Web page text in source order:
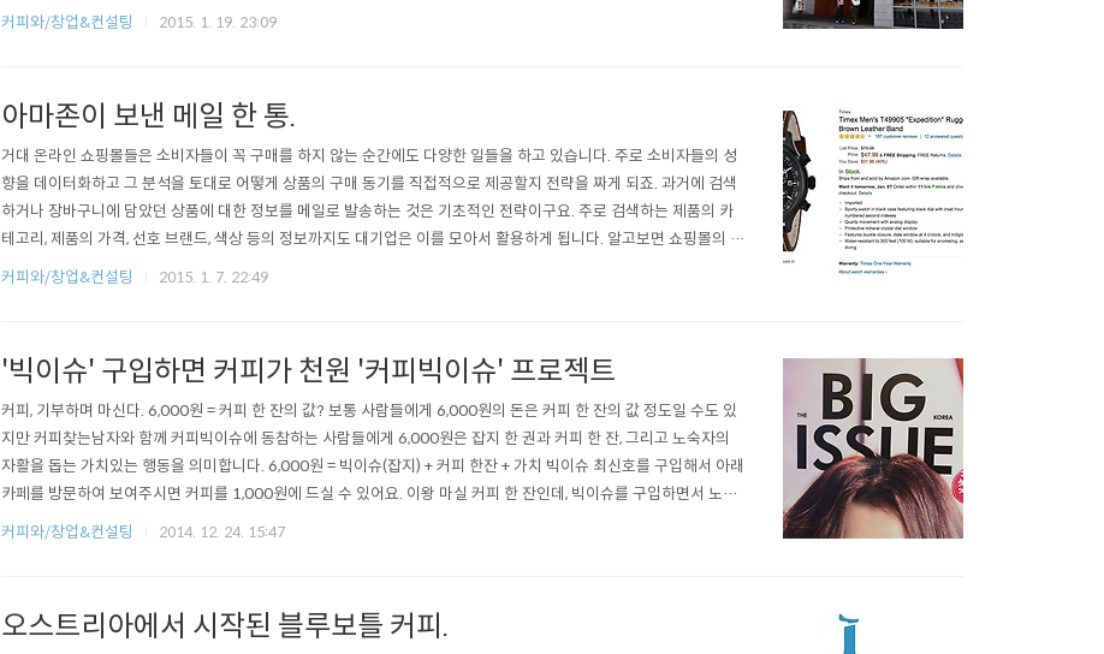
기본적인 이유는 전반적으로 원두 커피를 소비하는 시장이 충분히 성숙하지 않았던 시기에, 너무나 많은 사람들이 창업
커피와/창업&컨설팅 2015. 1. 19. 23:09
아마존이 보낸 메일 한 통.
거대 온라인 쇼핑몰들은 소비자들이 꼭 구매를 하지 않는 순간에도 다양한 일들을 하고 있습니다. 주로 소비자들의 성
향을 데이터화하고 그 분석을 토대로 어떻게 상품의 구매 동기를 직접적으로 제공할지 전략을 짜게 되죠. 과거에 검색
하거나 장바구니에 담았던 상품에 대한 정보를 메일로 발송하는 것은 기초적인 전략이구요. 주로 검색하는 제품의 카
테고리, 제품의 가격, 선호 브랜드, 색상 등의 정보까지도 대기업은 이를 모아서 활용하게 됩니다. 알고보면 쇼핑몰의 가
입 조건에 이런 정보에 대해 해당 업체에서 수집하는데 대한 동의들이 은밀하게 숨어 있습니다. 구매 패턴은 생각보다
커피와/창업&컨설팅 2015. 1. 7. 22:49
'빅이슈' 구입하면 커피가 천원 '커피빅이슈' 프로젝트
커피, 기부하며 마신다. 6,000원 = 커피 한 잔의 값? 보통 사람들에게 6,000원의 돈은 커피 한 잔의 값 정도일 수도 있
지만 커피찾는남자와 함께 커피빅이슈에 동참하는 사람들에게 6,000원은 잡지 한 권과 커피 한 잔, 그리고 노숙자의
자활을 돕는 가치있는 행동을 의미합니다. 6,000원 = 빅이슈(잡지) + 커피 한잔 + 가치 빅이슈 최신호를 구입해서 아래
카페를 방문하여 보여주시면 커피를 1,000원에 드실 수 있어요. 이왕 마실 커피 한 잔인데, 빅이슈를 구입하면서 노숙
자의 자활도 도울 수 있는 좋은 기회가 아닐까요? Story 1 인터넷 게시판에 올린 글 하나. 2004년 12월. 노숙자에 관
커피와/창업&컨설팅 2014. 12. 24. 15:47
오스트리아에서 시작된 블루보틀 커피.